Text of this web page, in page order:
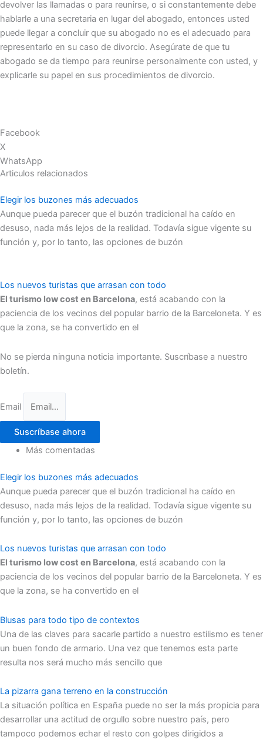
devolver las llamadas o para reunirse, o si constantemente debe
hablarle a una secretaria en lugar del abogado, entonces usted
puede llegar a concluir que su abogado no es el adecuado para
representarlo en su caso de divorcio. Asegúrate de que tu
abogado se da tiempo para reunirse personalmente con usted, y
explicarle su papel en sus procedimientos de divorcio.
Facebook
X
WhatsApp
Articulos relacionados
Elegir los buzones más adecuados
Aunque pueda parecer que el buzón tradicional ha caído en
desuso, nada más lejos de la realidad. Todavía sigue vigente su
función y, por lo tanto, las opciones de buzón
Los nuevos turistas que arrasan con todo
El turismo low cost en Barcelona, está acabando con la
paciencia de los vecinos del popular barrio de la Barceloneta. Y es
que la zona, se ha convertido en el
No se pierda ninguna noticia importante. Suscríbase a nuestro
boletín.
Email
Suscríbase ahora
Más comentadas
Elegir los buzones más adecuados
Aunque pueda parecer que el buzón tradicional ha caído en
desuso, nada más lejos de la realidad. Todavía sigue vigente su
función y, por lo tanto, las opciones de buzón
Los nuevos turistas que arrasan con todo
El turismo low cost en Barcelona, está acabando con la
paciencia de los vecinos del popular barrio de la Barceloneta. Y es
que la zona, se ha convertido en el
Blusas para todo tipo de contextos
Una de las claves para sacarle partido a nuestro estilismo es tener
un buen fondo de armario. Una vez que tenemos esta parte
resulta nos será mucho más sencillo que
La pizarra gana terreno en la construcción
La situación política en España puede no ser la más propicia para
desarrollar una actitud de orgullo sobre nuestro país, pero
tampoco podemos echar el resto con golpes dirigidos a